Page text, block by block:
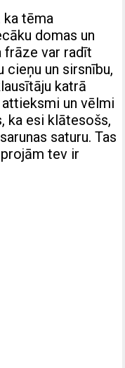
ka tēma
domas un
frāze var radīt
cieņu un sirsnību,
katrā
un vēlmi
ka esi klātesošs,
saturu. Tas
tev ir